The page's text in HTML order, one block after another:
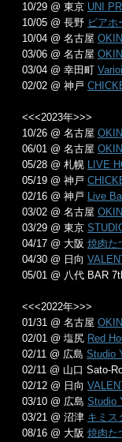
10/29 @ 東京 UNI
10/05 @ 長野 ビアホ
10/04 @ 名古屋
03/06 @ 名古屋
03/04 @ 幸田町
02/02 @ 神戸
<<<2023年>>>
10/26 @ 名古屋
06/01 @ 名古屋
05/28 @ 札幌 LIVE
05/19 @ 神戸
02/16 @ 神戸 Live
03/02 @ 名古屋
03/29 @ 東京
04/17 @ 大阪 焼肉た
04/30 @ 日向
05/01 @ 八代 BAR
<<<2022年>>>
01/31 @ 名古屋
02/01 @ 塩尻 Red
02/11 @ 広島 Studio
02/11 @ 山口 Sato-
02/12 @ 日向
03/10 @ 広島 Studio
03/21 @ 沼津 キミス
08/16 @ 大阪 焼肉た